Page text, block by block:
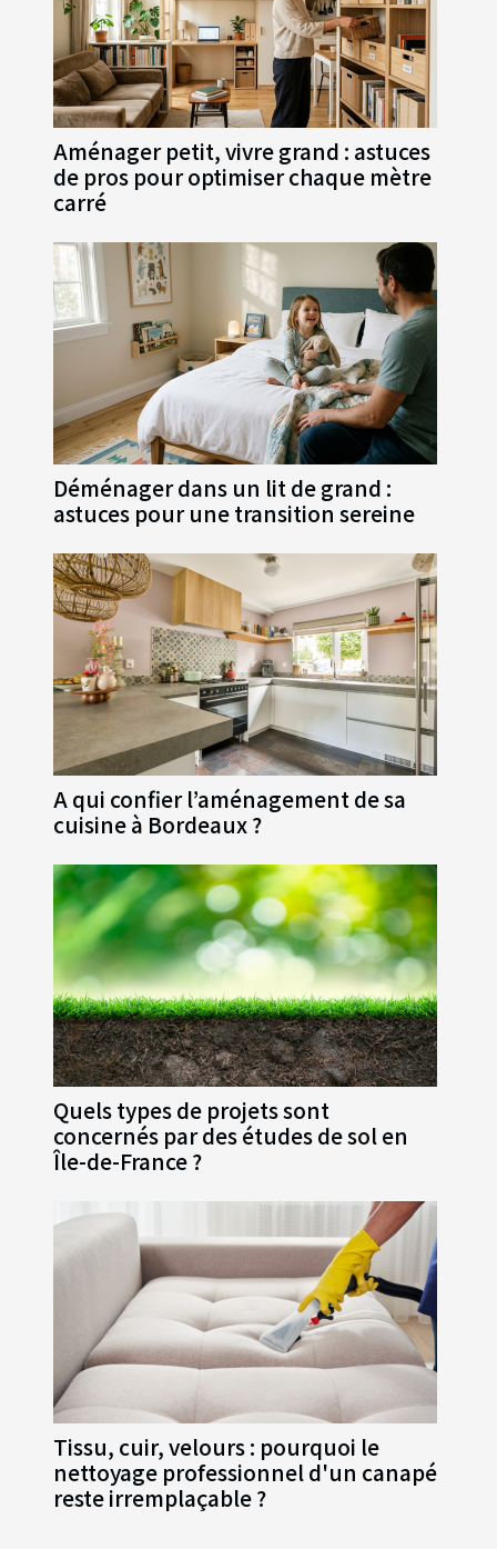
Aménager petit, vivre grand : astuces
de pros pour optimiser chaque mètre
carré
Déménager dans un lit de grand :
astuces pour une transition sereine
A qui confier l’aménagement de sa
cuisine à Bordeaux ?
Quels types de projets sont
concernés par des études de sol en
Île-de-France ?
Tissu, cuir, velours : pourquoi le
nettoyage professionnel d'un canapé
reste irremplaçable ?